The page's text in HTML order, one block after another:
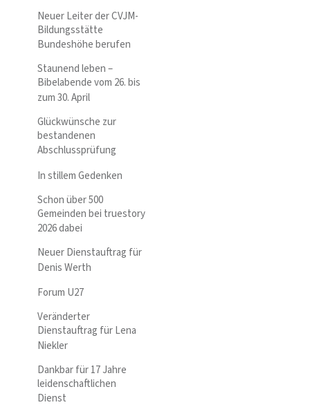
Neuer Leiter der CVJM-
Bildungsstätte
Bundeshöhe berufen
Staunend leben –
Bibelabende vom 26. bis
zum 30. April
Glückwünsche zur
bestandenen
Abschlussprüfung
In stillem Gedenken
Schon über 500
Gemeinden bei truestory
2026 dabei
Neuer Dienstauftrag für
Denis Werth
Forum U27
Veränderter
Dienstauftrag für Lena
Niekler
Dankbar für 17 Jahre
leidenschaftlichen
Dienst